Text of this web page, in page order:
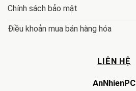
Chính sách bảo mật
Điều khoản mua bán hàng hóa
LIÊN HỆ
AnNhienPC